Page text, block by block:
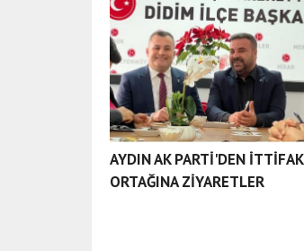
AYDIN AK PARTİ'DEN İTTİFAK
ORTAĞINA ZİYARETLER